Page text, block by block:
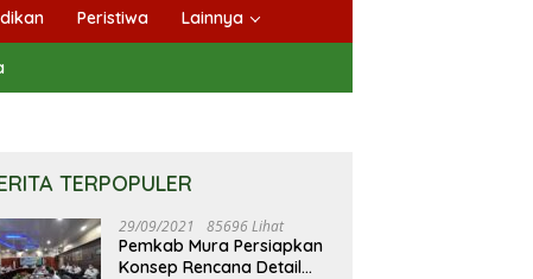
Peristiwa Lainnya
TERPOPULER
29/09/2021 85696 Lihat
Pemkab Mura Persiapkan
Konsep Rencana Detail